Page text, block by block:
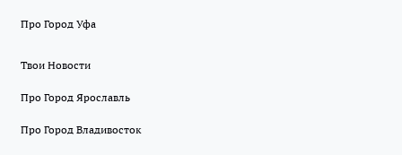
Про Город Уфа
Твои Новости
Про Город Ярославль
Про Город Владивосток